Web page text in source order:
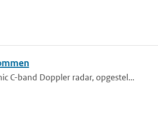
C-band Doppler radar, opgestel...